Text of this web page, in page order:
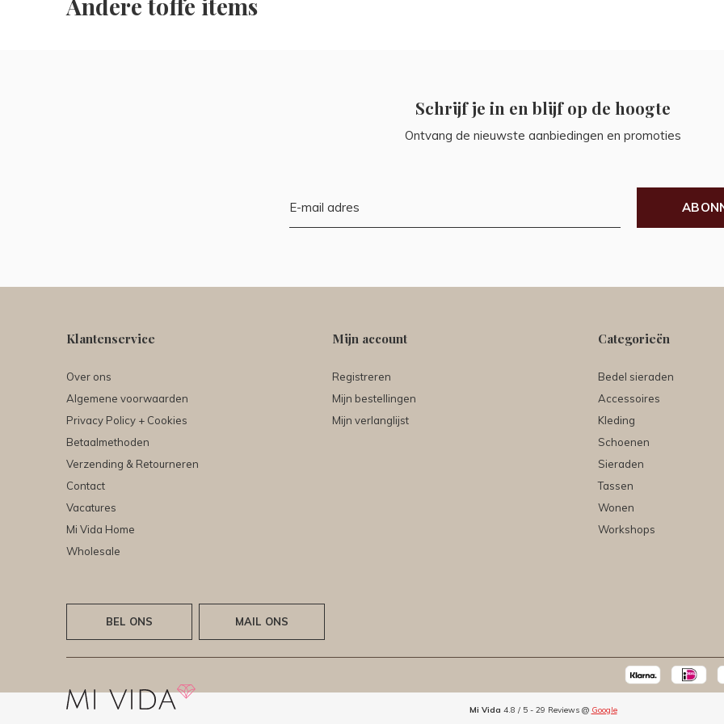
Andere toffe items
Schrijf je in en blijf op de hoogte
Ontvang de nieuwste aanbiedingen en promoties
Klantenservice
Over ons
Algemene voorwaarden
Privacy Policy + Cookies
Betaalmethoden
Verzending & Retourneren
Contact
Vacatures
Mi Vida Home
Wholesale
Mijn account
Registreren
Mijn bestellingen
Mijn verlanglijst
Categorieën
Bedel sieraden
Accessoires
Kleding
Schoenen
Sieraden
Tassen
Wonen
Workshops
BEL ONS MAIL ONS
Mi Vida 4.8 / 5- 29 Reviews @ Google